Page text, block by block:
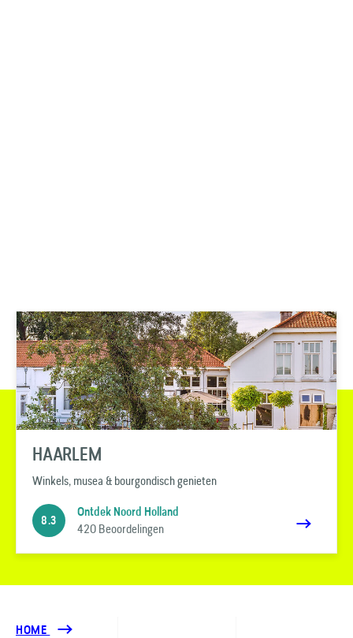
HAARLEM
Winkels, musea & bourgondisch genieten
8.3
Ontdek Noord Holland
420 Beoordelingen
HOME